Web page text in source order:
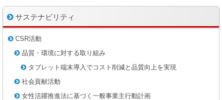
サステナビリティ
CSR活動
品質・環境に対する取り組み
タブレット端末導入でコスト削減と品質向上を実現
社会貢献活動
女性活躍推進法に基づく一般事業主行動計画